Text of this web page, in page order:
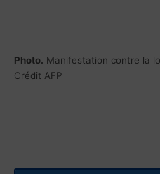
Photo. Manifestation contre la
Crédit AFP